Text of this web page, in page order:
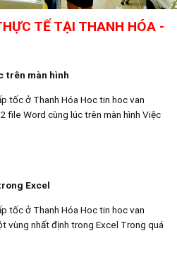
TẠI THANH HÓA -
trên màn hình
tốc ở Thanh Hóa Hoc tin hoc van
file Word cùng lúc trên màn hình Việc
Excel
tốc ở Thanh Hóa Hoc tin hoc van
vùng nhất định trong Excel Trong quá